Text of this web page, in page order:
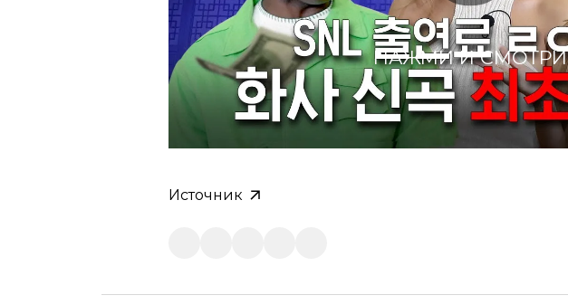
НАЖМИ И СМОТРИ
Источник